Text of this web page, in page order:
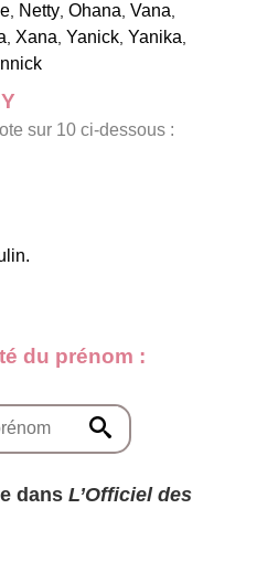
, Netty, Ohana, Vana,
, Xana, Yanick, Yanika,
sur 10 ci-dessous :
du prénom :
dans L’Officiel des